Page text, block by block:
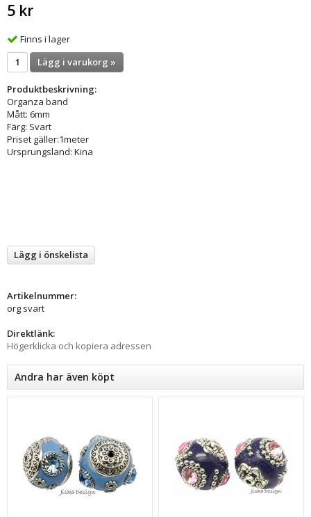
5 kr
Finns i lager
Lägg i varukorg »
Produktbeskrivning:
Organza band
Mått: 6mm
Färg: Svart
Priset gäller:1meter
Ursprungsland: Kina
Lägg i önskelista
Artikelnummer:
org svart
Direktlänk:
Högerklicka och kopiera adressen
Andra har även köpt